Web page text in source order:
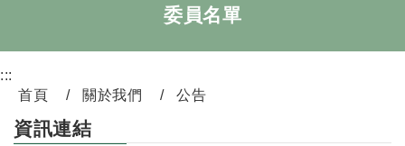
委員名單
:::
首頁
關於我們 公告
資訊連結